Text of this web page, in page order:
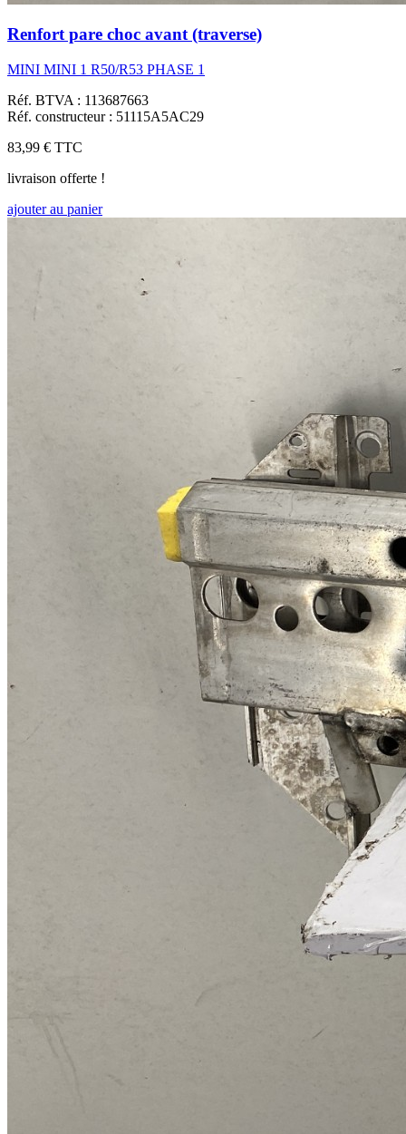
Renfort pare choc avant (traverse)
MINI MINI 1 R50/R53 PHASE 1
Réf. BTVA : 113687663
Réf. constructeur : 51115A5AC29
83,99 € TTC
livraison offerte !
ajouter au panier